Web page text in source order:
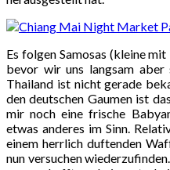
Es folgen Samosas (kleine
bevor wir uns langsam aber
Thailand ist nicht gerade
den deutschen Gaumen ist
mir noch eine frische
etwas anderes im Sinn.
einem herrlich duftenden
nun versuchen